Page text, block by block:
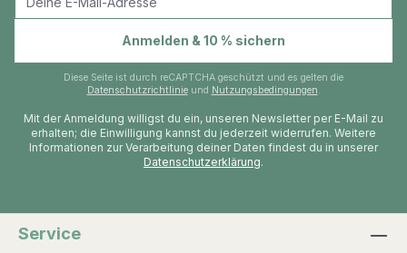
Anmelden & 10 % sichern
Diese Seite ist durch reCAPTCHA geschützt und es gelten die
Datenschutzrichtlinieund Nutzungsbedingungen.
Mit der Anmeldung willigst du ein, unseren Newsletter per E-Mail zu
erhalten; die Einwilligung kannst du jederzeit widerrufen. Weitere
Informationen zur Verarbeitung deiner Daten findest du in unserer
Datenschutzerklärung.
Service